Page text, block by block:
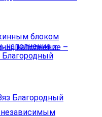
блоком
наполнение –
Благородный